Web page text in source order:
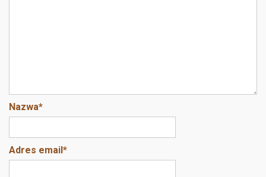
Nazwa*
Adres email*